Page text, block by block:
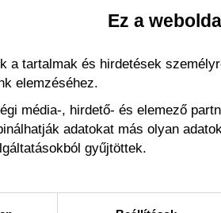
Ez a
a tartalmak és hirdetések
elemzéséhez.
média-, hirdető- és elemező
adatokat más olyan
gyűjtöttek.